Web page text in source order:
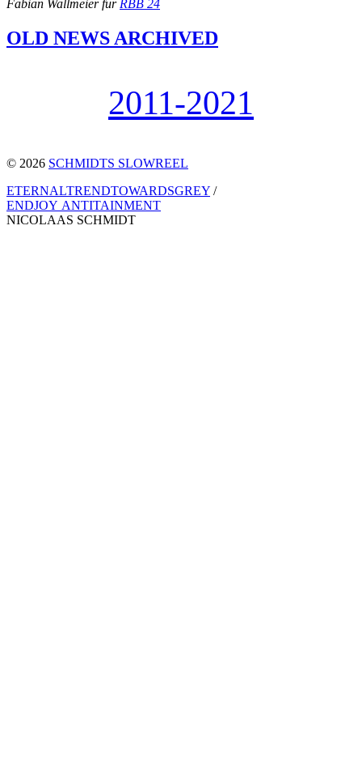
Fabian Wallmeier für RBB 24
OLD NEWS ARCHIVED
2011-2021
© 2026 SCHMIDTS SLOWREEL
ETERNALTRENDTOWARDSGREY /
ENDJOY ANTITAINMENT
NICOLAAS SCHMIDT